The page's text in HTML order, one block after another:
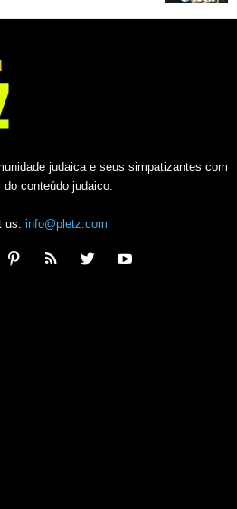
judaica e seus simpatizantes com
do conteúdo judaico.
us: info@pletz.com